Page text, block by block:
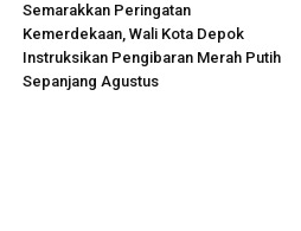
Semarakkan Peringatan
Kemerdekaan, Wali Kota Depok
Instruksikan Pengibaran Merah Putih
Sepanjang Agustus